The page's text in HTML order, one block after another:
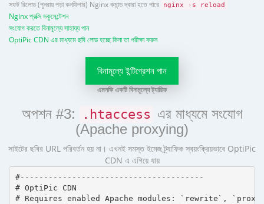
সফট রিলোড (পুনরায় পড়া কনফিগার) Nginx কমান্ড দ্বারা হতে পারে nginx -s reload
Nginx প্রক্সি ডকুমেন্টেশন
সংযোগ করতে বিনামূল্যে সাহায্য পান
OptiPic CDN এর মাধ্যমে ছবি লোড হচ্ছে কিনা তা পরীক্ষা করুন
বিনামূল্যে ইন্টিগ্রেশন পান
এমনকি একটি বিনামূল্যে ট্যারিফ
অপশন #3: .htaccess এর মাধ্যমে সংযোগ
(Apache proxying)
সাইটের ছবির URL পরিবর্তন হয় না। এখনই সমস্ত ইমেজ ট্র্যাফিক স্বয়ংক্রিয়ভাবে OptiPic
CDN এ এগিয়ে যায়
#---------------------------------------
# OptiPic CDN
# Requires enabled Apache modules: `rewrite`,